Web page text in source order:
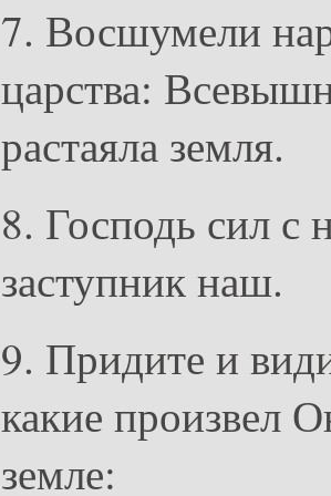
7. Восшумели
царства:
растаяла земля.
8. Господь сил с
заступник наш.
9. Придите и
какие произвел
земле: